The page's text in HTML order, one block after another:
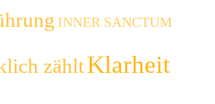
INNER SANCTUM
zähltKlarheit